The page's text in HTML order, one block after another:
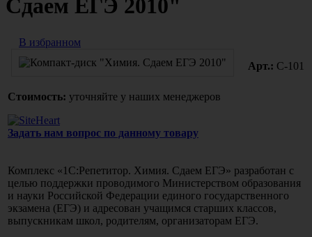
Сдаем ЕГЭ 2010"
В избранном
Арт.: С-101
Стоимость: уточняйте у наших менеджеров
Задать нам вопрос по данному товару
Комплекс «1С:Репетитор. Химия. Сдаем ЕГЭ» разработан с
целью поддержки проводимого Министерством образования
и науки Российской Федерации единого государственного
экзамена (ЕГЭ) и адресован учащимся старших классов,
выпускникам школ, родителям, организаторам ЕГЭ.